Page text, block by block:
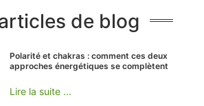
de blog
Polarité et chakras : comment ces deux
approches énergétiques se complètent
Lire la suite ...